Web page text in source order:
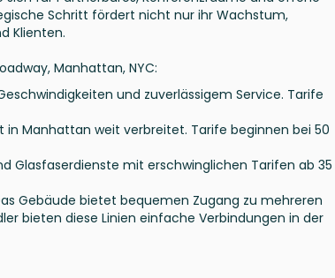
Schritt fördert nicht nur ihr Wachstum,
Klienten.
Manhattan, NYC:
und zuverlässigem Service. Tarife
in Manhattan weit verbreitet. Tarife beginnen bei 50
Glasfaserdienste mit erschwinglichen Tarifen ab 35
Gebäude bietet bequemen Zugang zu mehreren
bieten diese Linien einfache Verbindungen in der